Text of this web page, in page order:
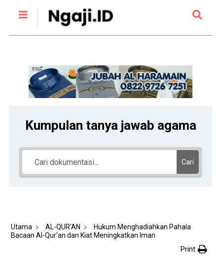
Kumpulan tanya jawab agama
Cari
Utama AL-QUR'AN
Hukum Menghadiahkan Pahala
Bacaan Al-Qur'an dan Kiat Meningkatkan Iman
Print